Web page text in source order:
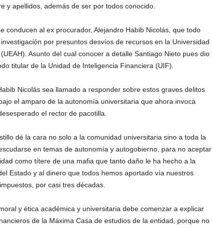
y apellidos, además de ser por todos conocido.
conducen al ex procurador, Alejandro Habib Nicolás, que todo
por presuntos desvíos de recursos en la Universidad
Asunto del cual conocer a detalle Santiago Nieto pues dio
titular de la Unidad de Inteligencia Financiera (UIF).
Nicolás sea llamado a responder sobre estos graves delitos
el amparo de la autonomía universitaria que ahora invoca
el rector de pacotilla.
dé la cara no solo a la comunidad universitaria sino a toda la
en temas de autonomía y autogobierno, para no aceptar
como títere de una mafia que tanto daño le ha hecho a la
Estado y al dinero que todos hemos aportado vía nuestros
impuestos, por casi tres décadas.
y ética académica y universitaria debe comenzar a explicar
de la Máxima Casa de estudios de la entidad, porque no